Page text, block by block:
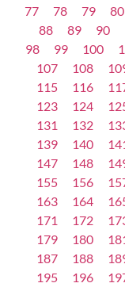
77
78 79 80
88
89 90
98
99 100
107
108
115
116
123
124
131
132
139
140
147
148
155
156
163
164
171
172
179
180
187
188
195
196